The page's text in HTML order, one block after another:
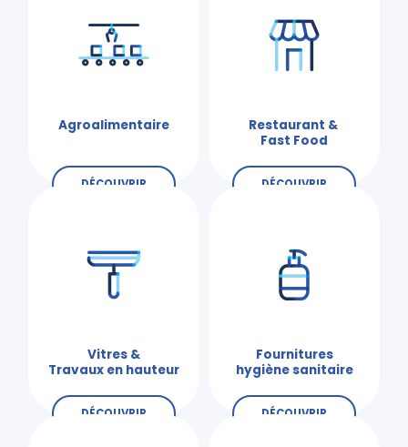
Agroalimentaire
DÉCOUVRIR
Restaurant &
Fast Food
DÉCOUVRIR
Vitres &
Travaux en hauteur
DÉCOUVRIR
Fournitures
hygiène sanitaire
DÉCOUVRIR